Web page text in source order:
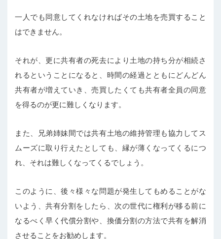
一人でも同意してくれなければその土地を売買すること
はできません。
それが、更に共有者の死去により土地の持ち分が相続さ
れるということになると、時間の経過とともにどんどん
共有者が増えていき、売買したくても共有者全員の同意
を得るのが更に難しくなります。
また、兄弟姉妹間では共有土地の維持管理も協力してス
ムーズに取り行えたとしても、縁が薄くなってくるにつ
れ、それは難しくなってくるでしょう。
このように、後々様々な問題が発生してもめることがな
いよう、共有分割をしたら、次の世代に権利が移る前に
なるべく早く代償分割や、換価分割の方法で共有を解消
させることをお勧めします。